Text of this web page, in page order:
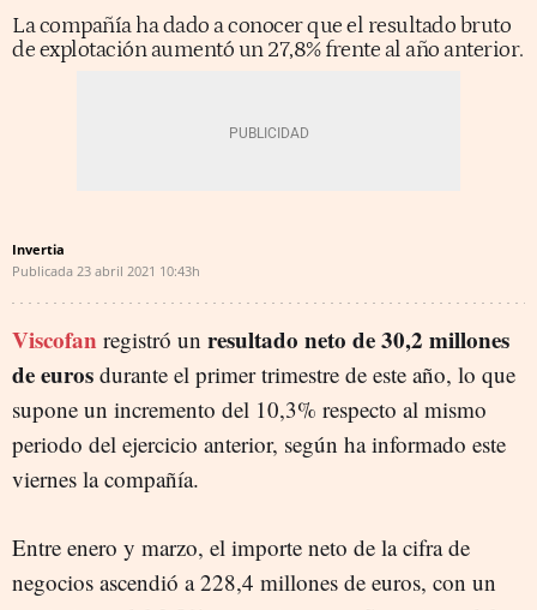
La compañía ha dado a conocer que el resultado bruto
de explotación aumentó un 27,8% frente al año anterior.
Invertia
Publicada 23 abril 2021 10:43h
Viscofan registró un resultado neto de 30,2 millones
de euros durante el primer trimestre de este año, lo que
supone un incremento del 10,3% respecto al mismo
periodo del ejercicio anterior, según ha informado este
viernes la compañía.
Entre enero y marzo, el importe neto de la cifra de
negocios ascendió a 228,4 millones de euros, con un